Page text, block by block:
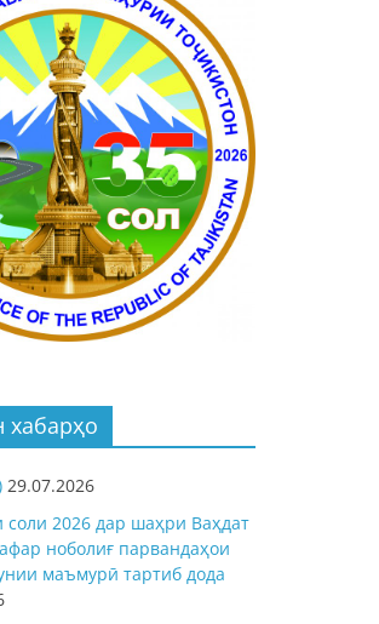
хабарҳо
29.07.2026
2026 дар шаҳри Ваҳдат
ноболиғ парвандаҳои
маъмурӣ тартиб дода